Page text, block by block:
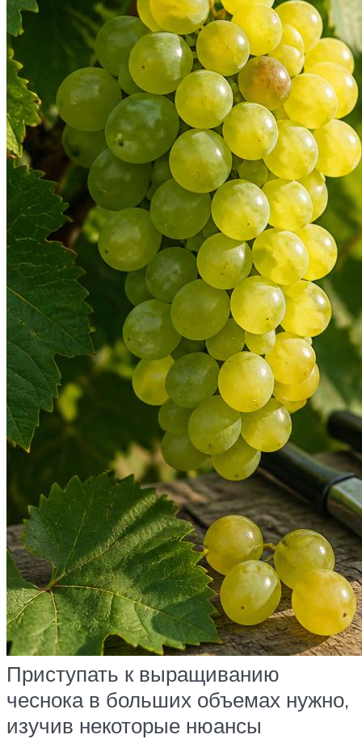
Приступать к выращиванию
чеснока в больших объемах нужно,
изучив некоторые нюансы